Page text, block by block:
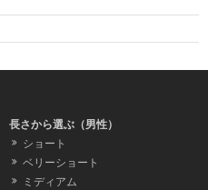
長さから選ぶ（男性）
ショート
ベリーショート
ミディアム